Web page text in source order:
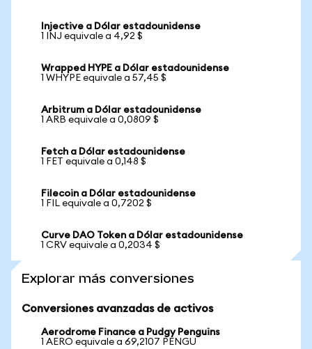
Injective a Dólar estadounidense
1 INJ equivale a 4,92 $
Wrapped HYPE a Dólar estadounidense
1 WHYPE equivale a 57,45 $
Arbitrum a Dólar estadounidense
1 ARB equivale a 0,0809 $
Fetch a Dólar estadounidense
1 FET equivale a 0,148 $
Filecoin a Dólar estadounidense
1 FIL equivale a 0,7202 $
Curve DAO Token a Dólar estadounidense
1 CRV equivale a 0,2034 $
Explorar más conversiones
Conversiones avanzadas de activos
Aerodrome Finance a Pudgy Penguins
1 AERO equivale a 69,2107 PENGU